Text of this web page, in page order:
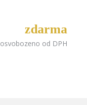
zdarma
osvobozeno od DPH